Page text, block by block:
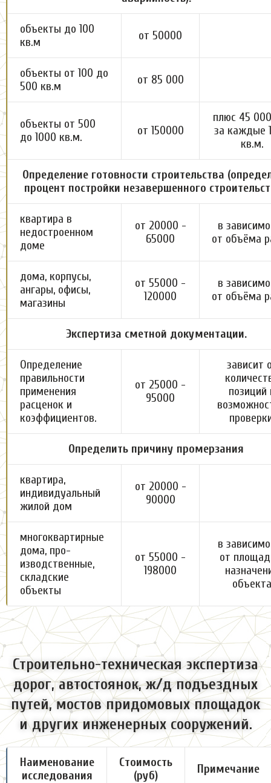
объекты до 100
кв.м
от 50000
объекты от 100 до
500 кв.м
от 85 000
объекты от 500
до 1000 кв.м.
от 150000
плюс 45
за каждые
кв.м.
Определение готовности строительства
процент постройки незавершенного
квартира в
недостроенном
доме
от 20000 -
65000
в
от объёма
дома, корпусы,
ангары, офисы,
магазины
от 55000 -
120000
в
от объёма
Экспертиза сметной документации.
Определение
правильности
применения
расценок и
коэффициентов.
от 25000 -
95000
зависит
позиций
Определить причину промерзания
квартира,
индивидуальный
жилой дом
от 20000 -
90000
многоквартирные
дома, про-
изводственные,
складские
объекты
от 55000 -
198000
в
от
объекта
Строительно-техническая экспертиза
дорог, автостоянок, ж/д подъездных
путей, мостов придомовых площадок
и других инженерных сооружений.
Наименование
исследования
Стоимость
(руб)
Примечание